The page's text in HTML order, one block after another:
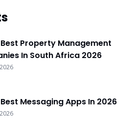
Best Property Management
In South Africa 2026
Messaging Apps In 2026